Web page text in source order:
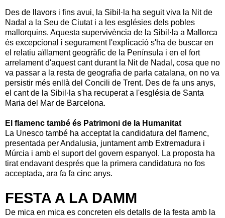
Des de llavors i fins avui, la Sibil·la ha seguit viva la Nit de
Nadal a la Seu de Ciutat i a les esglésies dels pobles
mallorquins. Aquesta supervivència de la Sibil·la a Mallorca
és excepcional i segurament l'explicació s'ha de buscar en
el relatiu aïllament geogràfic de la Península i en el fort
arrelament d'aquest cant durant la Nit de Nadal, cosa que no
va passar a la resta de geografia de parla catalana, on no va
persistir més enllà del Concili de Trent. Des de fa uns anys,
el cant de la Sibil·la s'ha recuperat a l'església de Santa
Maria del Mar de Barcelona.
El flamenc també és Patrimoni de la Humanitat
La Unesco també ha acceptat la candidatura del flamenc,
presentada per Andalusia, juntament amb Extremadura i
Múrcia i amb el suport del govern espanyol. La proposta ha
tirat endavant després que la primera candidatura no fos
acceptada, ara fa fa cinc anys.
FESTA A LA DAMM
De mica en mica es concreten els detalls de la festa amb la